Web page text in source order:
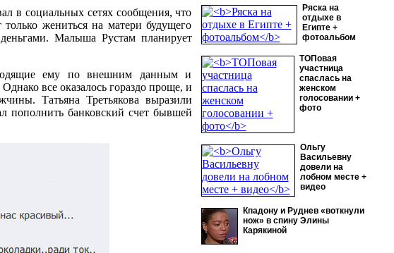
Ряска на
отдыхе в
Египте +
фотоальбом
ТОПовая
участница
спаслась на
женском
голосовании +
фото
Ольгу
Васильевну
довели на
лобном месте +
видео
Кпадону и Руднев «воткнули
нож» в спину Элины
Карякиной
в социальных сетях сообщения, что
жениться на матери будущего
Малыша Рустам планирует
ему по внешним данным и
все оказалось гораздо проще, и
Татьяна Третьякова выразили
пополнить банковский счет бывшей